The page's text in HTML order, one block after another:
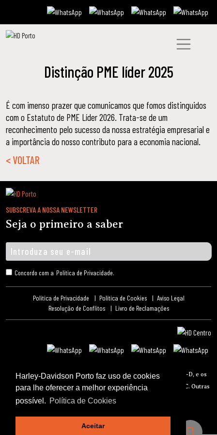
Harley-Davidson Porto faz uso de cookies
para lhe oferecer a melhor experiência
possível. Política de Cookies
Aceitar
Distinção PME líder 2025
É com imenso prazer que comunicamos que fomos distinguidos
com o Estatuto de PME Líder 2026. Trata-se de um
reconhecimento pelo sucesso da nossa estratégia empresarial e
a importância do nosso contributo para a economia nacional.
< VOLTAR
SUBSCREVA A NOSSA NEWSLETTER
Seja o primeiro a saber
Concordo com a Política de Privacidade.
Política de Privacidade Política de Cookies
Aviso Legal
Resolução de Conflitos
Livro de Reclamações
© 2021 H-D ou os seu afiliados. HARLEY-DAVIDSON, HARLEY, H-D, e os
logotipos Barra e Escudo são marcas registadas da H-D U.S.A., LLC. Outras
marcas registadas são propriedade dos respectivos donos.
Desenvolvido por BR & VR